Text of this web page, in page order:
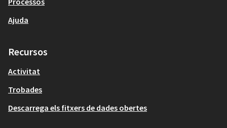
Ajuda
Recursos
Activitat
Trobades
Descarrega els fitxers de dades obertes